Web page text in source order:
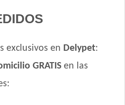
exclusivos en Delypet:
GRATIS en las